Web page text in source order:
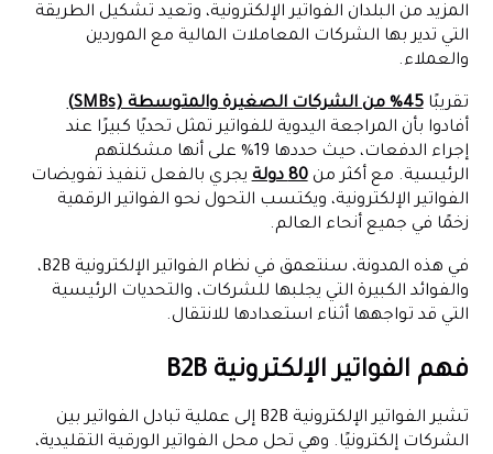
استعد للفواتير الإلكترونية مع منصة Alaan لإدارة النفقات
الخاتمة
المزيد من البلدان الفواتير الإلكترونية، وتعيد تشكيل الطريقة
التي تدير بها الشركات المعاملات المالية مع الموردين
والعملاء.
تقريبًا45% من الشركات الصغيرة والمتوسطة (SMBs)
أفادوا بأن المراجعة اليدوية للفواتير تمثل تحديًا كبيرًا عند
إجراء الدفعات، حيث حددها 19% على أنها مشكلتهم
الرئيسية. مع أكثر من80 دولة
يجري بالفعل تنفيذ تفويضات
الفواتير الإلكترونية، ويكتسب التحول نحو الفواتير الرقمية
زخمًا في جميع أنحاء العالم.
في هذه المدونة، سنتعمق في نظام الفواتير الإلكترونية B2B،
والفوائد الكبيرة التي يجلبها للشركات، والتحديات الرئيسية
التي قد تواجهها أثناء استعدادها للانتقال.
فهم الفواتير الإلكترونية B2B
تشير الفواتير الإلكترونية B2B إلى عملية تبادل الفواتير بين
الشركات إلكترونيًا. وهي تحل محل الفواتير الورقية التقليدية،